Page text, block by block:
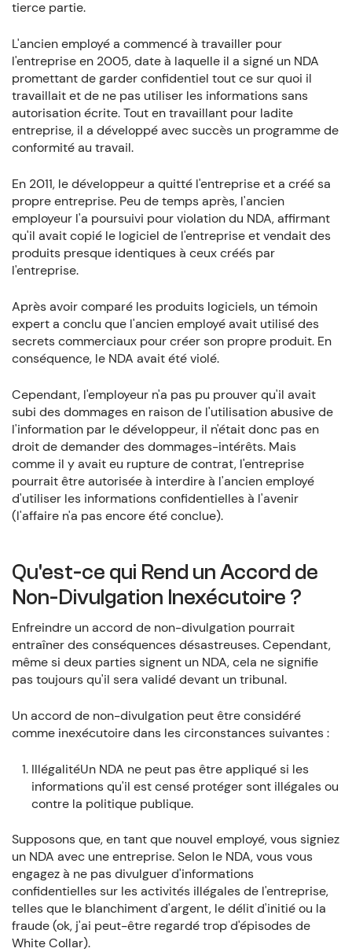
tierce partie.
L'ancien employé a commencé à travailler pour
l'entreprise en 2005, date à laquelle il a signé un NDA
promettant de garder confidentiel tout ce sur quoi il
travaillait et de ne pas utiliser les informations sans
autorisation écrite. Tout en travaillant pour ladite
entreprise, il a développé avec succès un programme de
conformité au travail.
En 2011, le développeur a quitté l'entreprise et a créé sa
propre entreprise. Peu de temps après, l'ancien
employeur l'a poursuivi pour violation du NDA, affirmant
qu'il avait copié le logiciel de l'entreprise et vendait des
produits presque identiques à ceux créés par
l'entreprise.
Après avoir comparé les produits logiciels, un témoin
expert a conclu que l'ancien employé avait utilisé des
secrets commerciaux pour créer son propre produit. En
conséquence, le NDA avait été violé.
Cependant, l'employeur n'a pas pu prouver qu'il avait
subi des dommages en raison de l'utilisation abusive de
l'information par le développeur, il n'était donc pas en
droit de demander des dommages-intérêts. Mais
comme il y avait eu rupture de contrat, l'entreprise
pourrait être autorisée à interdire à l'ancien employé
d'utiliser les informations confidentielles à l'avenir
(l'affaire n'a pas encore été conclue).
Qu'est-ce qui Rend un Accord de
Non-Divulgation Inexécutoire ?
Enfreindre un accord de non-divulgation pourrait
entraîner des conséquences désastreuses. Cependant,
même si deux parties signent un NDA, cela ne signifie
pas toujours qu'il sera validé devant un tribunal.
Un accord de non-divulgation peut être considéré
comme inexécutoire dans les circonstances suivantes :
IllégalitéUn NDA ne peut pas être appliqué si les
informations qu'il est censé protéger sont illégales ou
contre la politique publique.
Supposons que, en tant que nouvel employé, vous signiez
un NDA avec une entreprise. Selon le NDA, vous vous
engagez à ne pas divulguer d'informations
confidentielles sur les activités illégales de l'entreprise,
telles que le blanchiment d'argent, le délit d'initié ou la
fraude (ok, j'ai peut-être regardé trop d'épisodes de
White Collar).